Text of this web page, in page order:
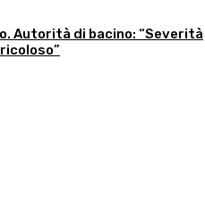
Autorità di bacino: “Severità